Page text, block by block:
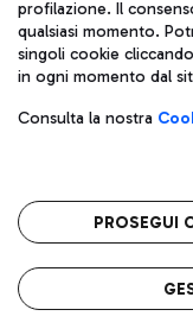
IVA 06572251004
Capitale sociale
Sede legale: Via Pier
telefono +39 06 65951
Privacy policy
profilazione. Il
qualsiasi momento.
singoli cookie cliccando
in ogni momento dal
Consulta la nostra
PROSEGUI